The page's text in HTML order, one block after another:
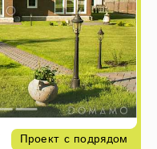
Проект с подрядом